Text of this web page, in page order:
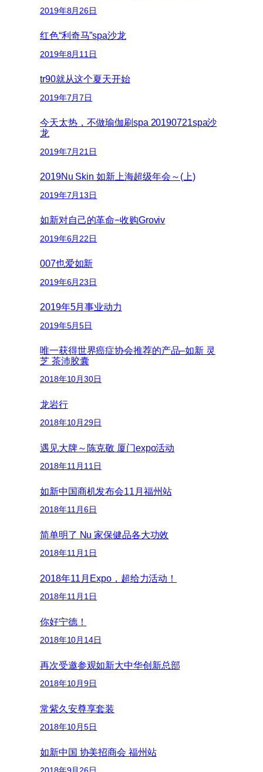
2019年8月26日
红色“利奇马”spa沙龙
2019年8月11日
tr90就从这个夏天开始
2019年7月7日
今天太热，不做瑜伽刷spa 20190721spa沙
龙
2019年7月21日
2019Nu Skin 如新上海超级年会～(上)
2019年7月13日
如新对自己的革命−收购Groviv
2019年6月22日
007也爱如新
2019年6月23日
2019年5月事业动力
2019年5月5日
唯一获得世界癌症协会推荐的产品–如新 灵
芝 茶沛胶囊
2018年10月30日
龙岩行
2018年10月29日
遇见大牌～陈克敬 厦门expo活动
2018年11月11日
如新中国商机发布会11月福州站
2018年11月6日
简单明了 Nu 家保健品各大功效
2018年11月1日
2018年11月Expo，超给力活动！
2018年11月1日
你好宁德！
2018年10月14日
再次受邀参观如新大中华创新总部
2018年10月9日
常紫久安尊享套装
2018年10月5日
如新中国 协美招商会 福州站